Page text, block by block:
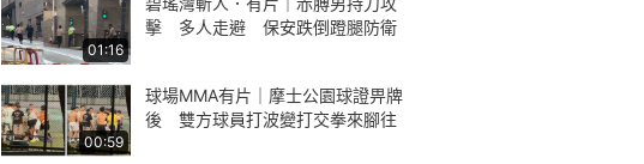
01:16
擊 多人走避 保安跌倒蹬腿防衛
00:59
球場MMA有片｜摩士公園球證畀牌
後 雙方球員打波變打交拳來腳往